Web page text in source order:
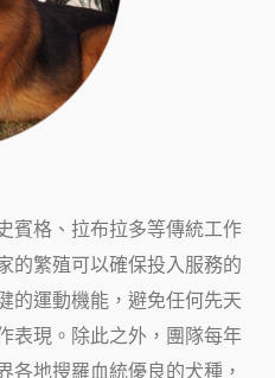
賓格、拉布拉多等傳統工作
的繁殖可以確保投入服務的
的運動機能，避免任何先天
表現。除此之外，團隊每年
各地搜羅血統優良的犬種，